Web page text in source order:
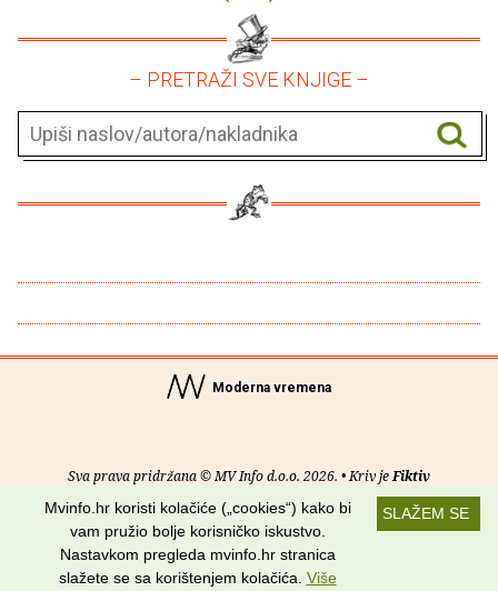
– PRETRAŽI SVE KNJIGE –
Moderna vremena
Sva prava pridržana © MV Info d.o.o. 2026. • Kriv jeFiktiv
O nama• Pomoć• Uvjeti korištenja•RSS kanali
Potraži nas na:
SLAŽEM SE
Mvinfo.hr koristi kolačiće („cookies“) kako bi
vam pružio bolje korisničko iskustvo.
Nastavkom pregleda mvinfo.hr stranica
slažete se sa korištenjem kolačića. Više